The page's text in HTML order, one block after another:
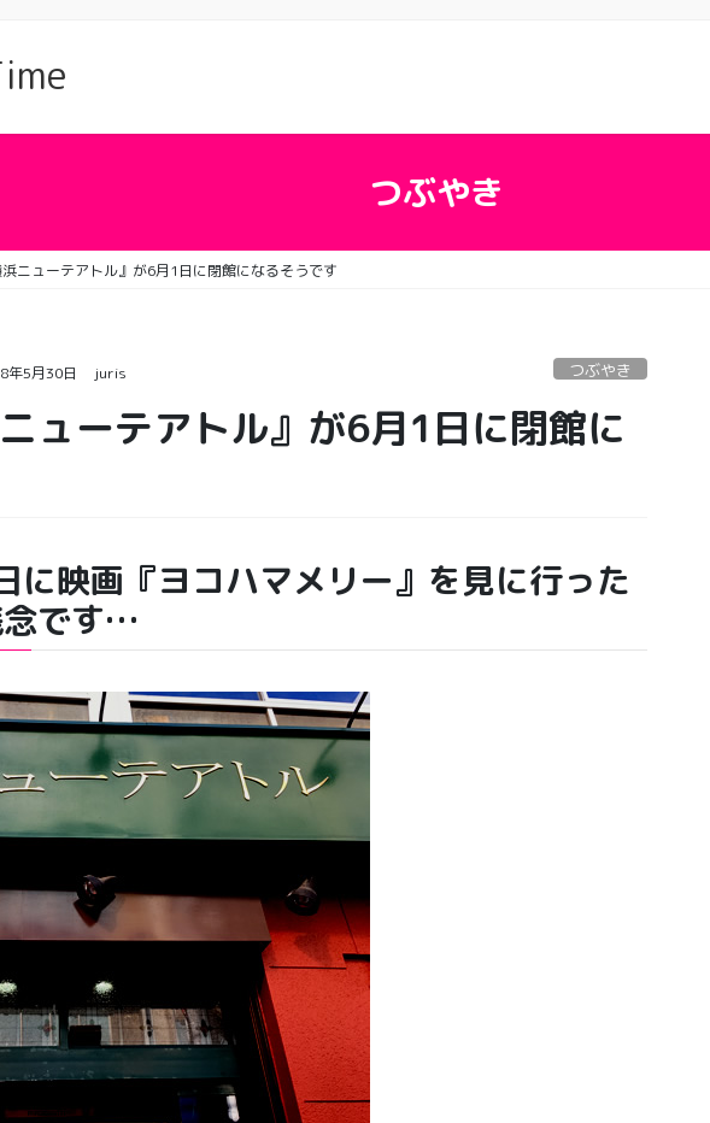
つぶやき
ニューテアトル』が6月1日に閉館になるそうです
年5月30日 juris つぶやき
ューテアトル』が6月1日に閉館に
に映画『ヨコハマメリー』を見に行った
念です…